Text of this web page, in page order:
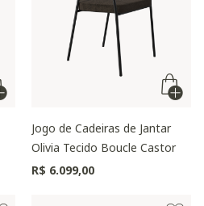
Jogo de Cadeiras de Jantar
Olivia Tecido Boucle Castor
R$ 6.099,00